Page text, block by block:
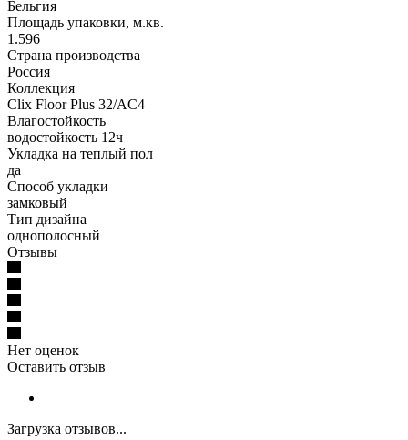
Бельгия
Площадь упаковки, м.кв.
1.596
Страна производства
Россия
Коллекция
Clix Floor Plus 32/AC4
Влагостойкость
водостойкость 12ч
Укладка на теплый пол
да
Способ укладки
замковый
Тип дизайна
однополосный
Отзывы
Нет оценок
Оставить отзыв
Загрузка отзывов...